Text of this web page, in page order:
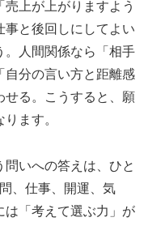
上が上がりますよう
事と後回しにしてよい
。人間関係なら「相手
自分の言い方と距離感
せる。こうすると、願
ます。
問いへの答えは、ひと
、仕事、開運、気
は「考えて選ぶ力」が